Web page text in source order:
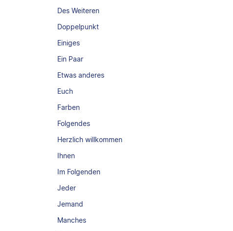
Des Weiteren
Doppelpunkt
Einiges
Ein Paar
Etwas anderes
Euch
Farben
Folgendes
Herzlich willkommen
Ihnen
Im Folgenden
Jeder
Jemand
Manches